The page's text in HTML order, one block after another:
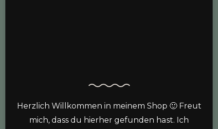
Herzlich Willkommen in meinem Shop 🙂 Freut
mich, dass du hierher gefunden hast. Ich